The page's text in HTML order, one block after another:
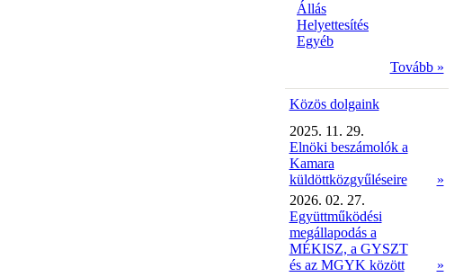
Állás
Helyettesítés
Egyéb
Tovább »
Közös dolgaink
2025. 11. 29.
Elnöki beszámolók a
Kamara
küldöttközgyűléseire
»
2026. 02. 27.
Együttműködési
megállapodás a
MÉKISZ, a GYSZT
és az MGYK között
»